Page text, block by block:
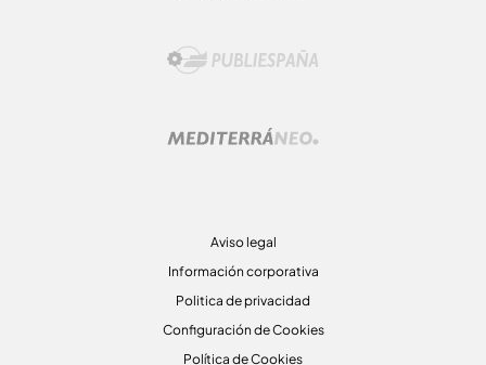
Aviso legal
Información corporativa
Politica de privacidad
Configuración de Cookies
Política de Cookies